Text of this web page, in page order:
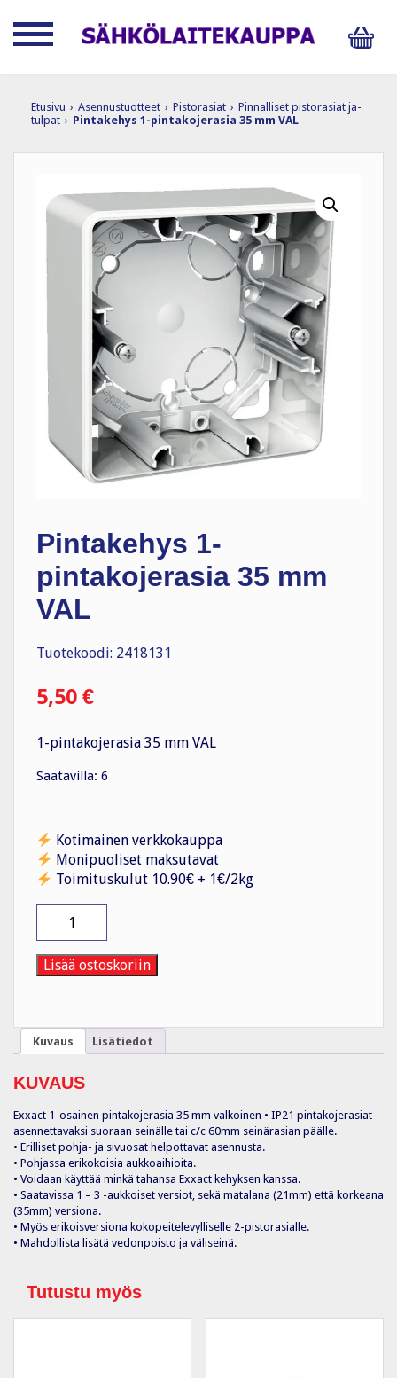
Etusivu › Asennustuotteet › Pistorasiat › Pinnalliset pistorasiat ja-
tulpat › Pintakehys 1-pintakojerasia 35 mm VAL
Pintakehys 1-
pintakojerasia 35 mm
VAL
Tuotekoodi: 2418131
5,50 €
1-pintakojerasia 35 mm VAL
Saatavilla: 6
Kotimainen verkkokauppa
Monipuoliset maksutavat
Toimituskulut 10.90€ + 1€/2kg
pintakojerasia
35
mm
Lisää ostoskoriin
Kuvaus Lisätiedot
KUVAUS
Exxact 1-osainen pintakojerasia 35 mm valkoinen • IP21 pintakojerasiat
asennettavaksi suoraan seinälle tai c/c 60mm seinärasian päälle.
• Erilliset pohja- ja sivuosat helpottavat asennusta.
• Pohjassa erikokoisia aukkoaihioita.
• Voidaan käyttää minkä tahansa Exxact kehyksen kanssa.
• Saatavissa 1 – 3 -aukkoiset versiot, sekä matalana (21mm) että korkeana
(35mm) versiona.
• Myös erikoisversiona kokopeitelevylliselle 2-pistorasialle.
• Mahdollista lisätä vedonpoisto ja väliseinä.
Tutustu myös